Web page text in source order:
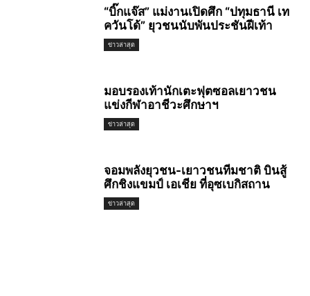
“บิ๊กแจ๊ส” แม่งานเปิดศึก “ปทุมธานี เท
ควันโด้” ยุวชนนับพันประชันฝีเท้า
ข่าวล่าสุด
มอบรองเท้านักเตะฟุตซอลเยาวชน
แข่งกีฬาอาชีวะศึกษาฯ
ข่าวล่าสุด
จอมพลังยุวชน-เยาวชนทีมชาติ บินสู้
ศึกชิงแขมป์ เอเชีย ที่อุซเบกิสถาน
ข่าวล่าสุด